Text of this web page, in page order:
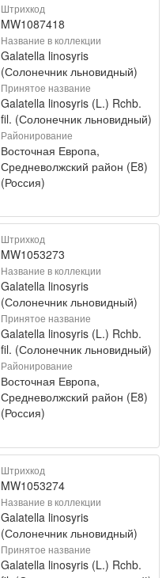
Штрихкод
MW1087418
Название в коллекции
Galatella linosyris
(Солонечник льновидный)
Принятое название
Galatella linosyris (L.) Rchb.
fil. (Солонечник льновидный)
Районирование
Восточная Европа,
Средневолжский район (E8)
(Россия)
Штрихкод
MW1053273
Название в коллекции
Galatella linosyris
(Солонечник льновидный)
Принятое название
Galatella linosyris (L.) Rchb.
fil. (Солонечник льновидный)
Районирование
Восточная Европа,
Средневолжский район (E8)
(Россия)
Штрихкод
MW1053274
Название в коллекции
Galatella linosyris
(Солонечник льновидный)
Принятое название
Galatella linosyris (L.) Rchb.